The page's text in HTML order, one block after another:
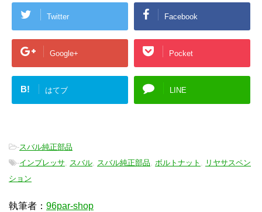
Twitter Facebook
Google+ Pocket
B! はてブ LINE
-スバル純正部品
-インプレッサ, スバル, スバル純正部品, ボルトナット , リヤサスペン
ション
執筆者： 96par-shop